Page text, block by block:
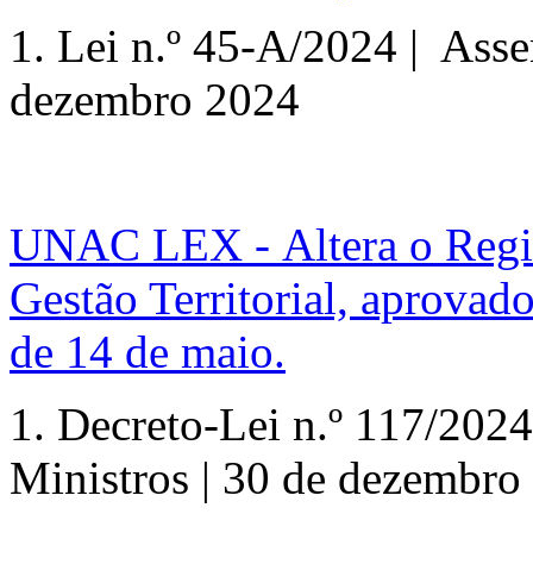
1. Lei n.º 45-A/2024 |
dezembro 2024
UNAC LEX - Altera o
Gestão Territorial,
de 14 de maio.
1. Decreto-Lei n.º 117/
Ministros | 30 de